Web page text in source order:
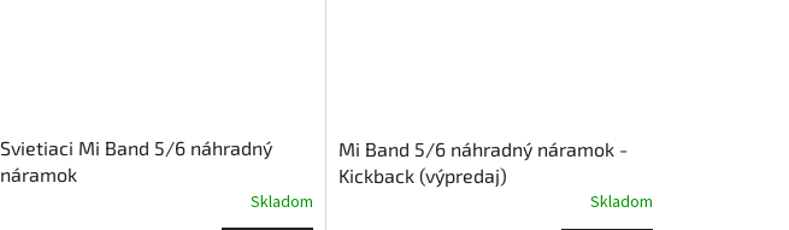
Svietiaci Mi Band 5/6 náhradný
náramok
Skladom
Mi Band 5/6 náhradný náramok -
Kickback (výpredaj)
Skladom